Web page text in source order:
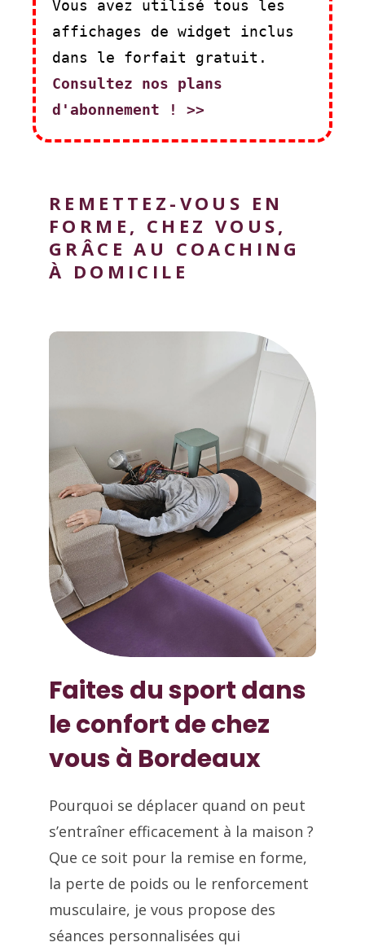
Vous avez utilisé tous les
affichages de widget inclus
dans le forfait gratuit.
Consultez nos plans
d'abonnement ! >>
REMETTEZ-VOUS EN
FORME, CHEZ VOUS,
GRÂCE AU COACHING
À DOMICILE
Faites du sport dans
le confort de chez
vous à Bordeaux
Pourquoi se déplacer quand on peut
s’entraîner efficacement à la maison ?
Que ce soit pour la remise en forme,
la perte de poids ou le renforcement
musculaire, je vous propose des
séances personnalisées qui